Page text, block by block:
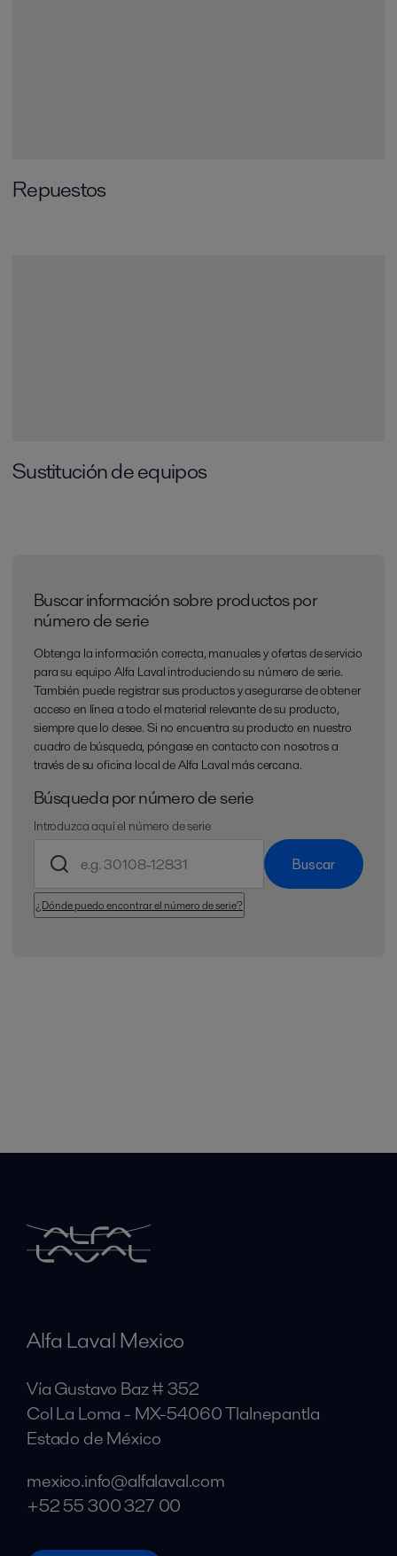
Repuestos
Sustitución de equipos
Buscar información sobre productos por
número de serie
Obtenga la información correcta, manuales y ofertas de servicio
para su equipo Alfa Laval introduciendo su número de serie.
También puede registrar sus productos y asegurarse de obtener
acceso en línea a todo el material relevante de su producto,
siempre que lo desee. Si no encuentra su producto en nuestro
cuadro de búsqueda, póngase en contacto con nosotros a
través de su oficina local de Alfa Laval más cercana.
Búsqueda por número de serie
Introduzca aquí el número de serie
Buscar
¿Dónde puedo encontrar el número de serie?
Alfa Laval Mexico
Vía Gustavo Baz # 352
Col La Loma - MX-54060 Tlalnepantla
Estado de México
mexico.info@alfalaval.com
+52 55 300 327 00